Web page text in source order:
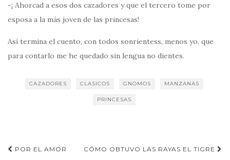
-¡ Ahorcad a esos dos cazadores y que el tercero tome por
esposa a la más joven de las princesas!
Así termina el cuento, con todos sonrientess, menos yo, que
para contarlo me he quedado sin lengua no dientes.
CAZADORES CLASICOS GNOMOS MANZANAS
PRINCESAS
Navegación
POR EL AMOR CÓMO OBTUVO LAS RAYAS EL TIGRE